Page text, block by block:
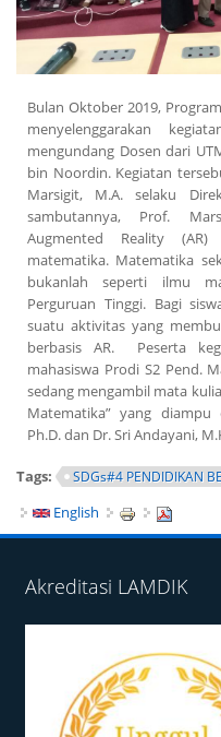
Bulan Oktober 2019,
menyelenggarakan
mengundang Dosen dari
bin Noordin. Kegiatan
Marsigit, M.A. selaku
sambutannya, Prof.
Augmented Reality (AR)
matematika. Matematika
bukanlah seperti ilmu
Perguruan Tinggi. Bagi
suatu aktivitas yang
berbasis AR. Peserta
mahasiswa Prodi S2 Pend.
sedang mengambil mata
Matematika” yang
Ph.D. dan Dr. Sri Andayani,
Tags: SDGs#4 PENDIDIKAN
English
Akreditasi LAMDIK